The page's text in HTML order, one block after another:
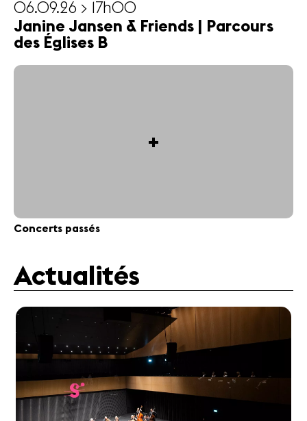
06.09.26 > 17h00
Janine Jansen & Friends | Parcours
des Églises B
+
Concerts passés
Actualités